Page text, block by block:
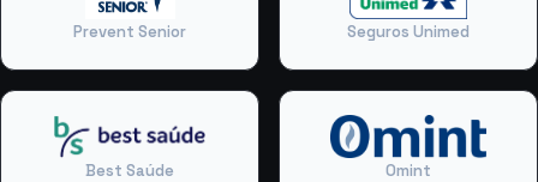
Prevent Senior Seguros Unimed
Best Saúde Omint